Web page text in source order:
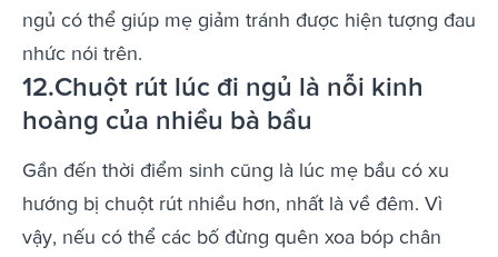
ngủ có thể giúp mẹ giảm tránh được hiện tượng đau
nhức nói trên.
12.Chuột rút lúc đi ngủ là nỗi kinh
hoàng của nhiều bà bầu
Gần đến thời điểm sinh cũng là lúc mẹ bầu có xu
hướng bị chuột rút nhiều hơn, nhất là về đêm. Vì
vậy, nếu có thể các bố đừng quên xoa bóp chân